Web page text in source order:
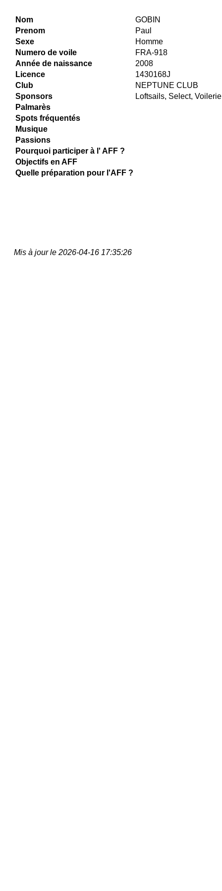
Nom
GOBIN
Prenom
Paul
Sexe
Homme
Numero de voile
FRA-918
Année de naissance
2008
Licence
1430168J
Club
NEPTUNE CLUB
Sponsors
Loftsails, Select,
Palmarès
Spots fréquentés
Musique
Passions
Pourquoi participer à l' AFF ?
Objectifs en AFF
Quelle préparation pour l'AFF ?
Mis à jour le 2026-04-16 17:35:26